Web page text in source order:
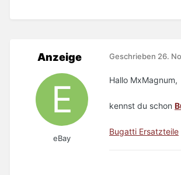
Anzeige
eBay
Geschrieben 26.
Hallo MxMagnum,
kennst du schon
Bugatti Ersatzteile